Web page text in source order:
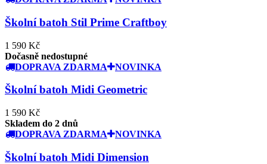
Školní batoh Stil Prime Craftboy
1 590 Kč
Dočasně nedostupné
DOPRAVA ZDARMA
NOVINKA
Školní batoh Midi Geometric
1 590 Kč
Skladem do 2 dnů
DOPRAVA ZDARMA
NOVINKA
Školní batoh Midi Dimension